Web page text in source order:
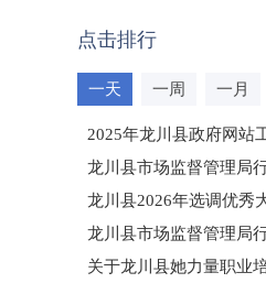
点击排行
一天 一周 一月
2025年龙川县政府网站
龙川县市场监督管理局
龙川县2026年选调优秀
龙川县市场监督管理局
（龙市监罚送告〔2026
关于龙川县她力量职业